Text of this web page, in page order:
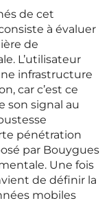
de cet
à évaluer
de
L’utilisateur
infrastructure
car c’est ce
son signal au
pénétration
par Bouygues
Une fois
de définir la
mobiles